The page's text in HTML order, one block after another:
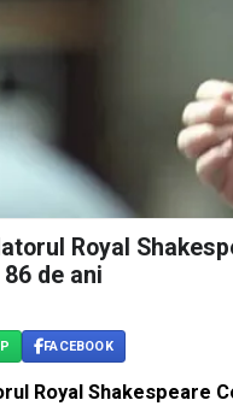
Royal
de ani
FACEBOOK
Royal Shakespeare